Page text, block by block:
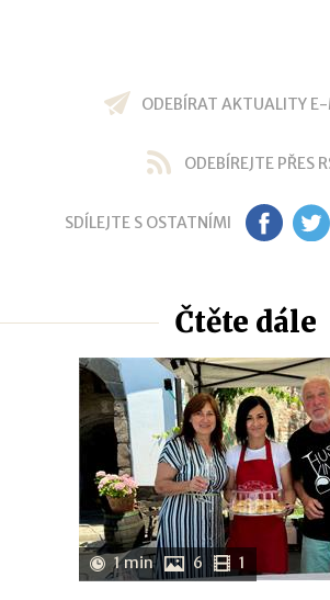
ODEBÍRAT AKTUALITY
ODEBÍREJTE PŘES
SDÍLEJTE S OSTATNÍMI FB TW
Čtěte dále
1 min 6 1